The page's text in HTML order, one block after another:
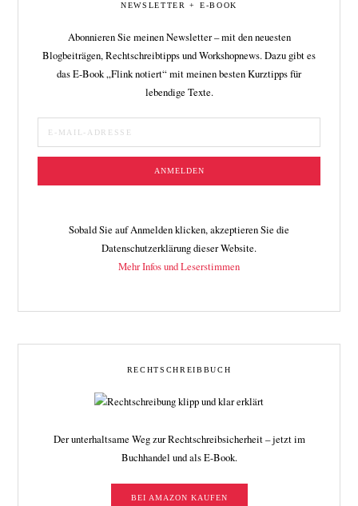
NEWSLETTER + E-BOOK
Abonnieren Sie meinen Newsletter – mit den neuesten
Blogbeiträgen, Rechtschreibtipps und Workshopnews. Dazu gibt es
das E-Book „Flink notiert“ mit meinen besten Kurztipps für
lebendige Texte.
Sobald Sie auf Anmelden klicken, akzeptieren Sie die
Datenschutzerklärung dieser Website.
Mehr Infos und Leserstimmen
RECHTSCHREIBBUCH
Der unterhaltsame Weg zur Rechtschreibsicherheit – jetzt im
Buchhandel und als E-Book.
BEI AMAZON KAUFEN